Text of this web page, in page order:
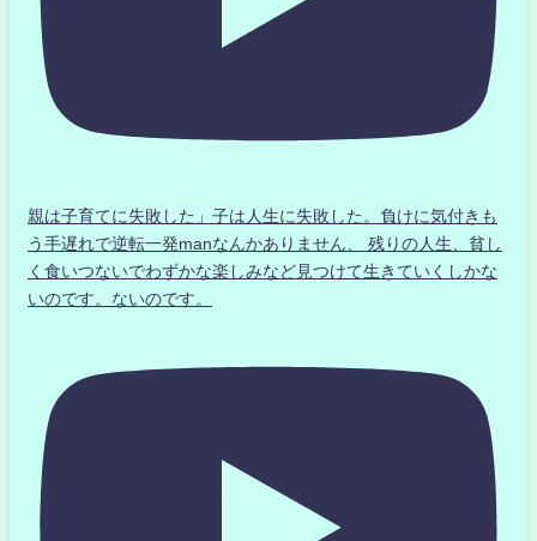
親は子育てに失敗した」子は人生に失敗した。負けに気付きも
う手遅れで逆転一発manなんかありません、 残りの人生、貧し
く食いつないでわずかな楽しみなど見つけて生きていくしかな
いのです。ないのです。